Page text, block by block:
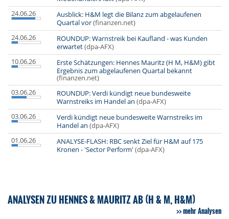
24.06.26
Ausblick: H&M legt die Bilanz zum abgelaufenen
Quartal vor(finanzen.net)
24.06.26
ROUNDUP: Warnstreik bei Kaufland - was Kunden
erwartet(dpa-AFX)
10.06.26
Erste Schätzungen: Hennes Mauritz (H M, H&M) gibt
Ergebnis zum abgelaufenen Quartal bekannt
(finanzen.net)
03.06.26
ROUNDUP: Verdi kündigt neue bundesweite
Warnstreiks im Handel an (dpa-AFX)
03.06.26
Verdi kündigt neue bundesweite Warnstreiks im
Handel an (dpa-AFX)
01.06.26
ANALYSE-FLASH: RBC senkt Ziel für H&M auf 175
Kronen - 'Sector Perform' (dpa-AFX)
ANALYSEN ZU HENNES & MAURITZ AB (H & M, H&M)
mehr Analysen